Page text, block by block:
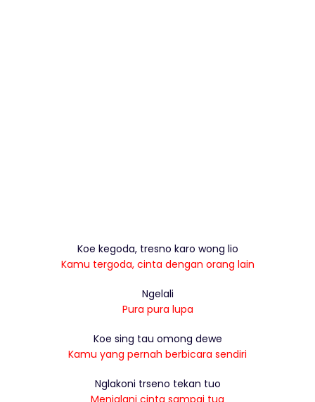
Koe kegoda, tresno karo wong lio
Kamu tergoda, cinta dengan orang lain
Ngelali
Pura pura lupa
Koe sing tau omong dewe
Kamu yang pernah berbicara sendiri
Nglakoni trseno tekan tuo
Menjalani cinta sampai tua